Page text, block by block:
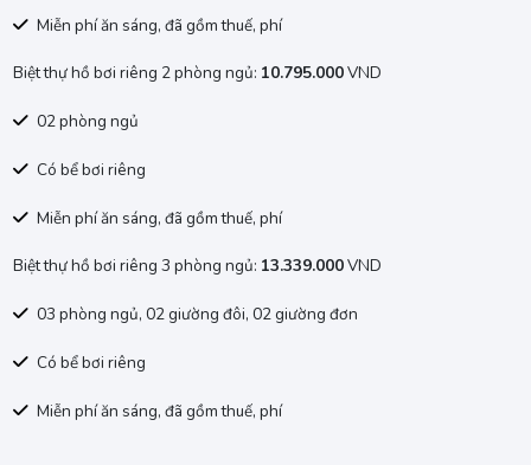
Miễn phí ăn sáng, đã gồm thuế, phí
Biệt thự hồ bơi riêng 2 phòng ngủ: 10.795.000VND
02 phòng ngủ
Có bể bơi riêng
Miễn phí ăn sáng, đã gồm thuế, phí
Biệt thự hồ bơi riêng 3 phòng ngủ: 13.339.000VND
03 phòng ngủ, 02 giường đôi, 02 giường đơn
Có bể bơi riêng
Miễn phí ăn sáng, đã gồm thuế, phí